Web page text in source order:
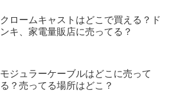
クロームキャストはどこで買える？ド
ンキ、家電量販店に売ってる？
モジュラーケーブルはどこに売って
る？売ってる場所はどこ？